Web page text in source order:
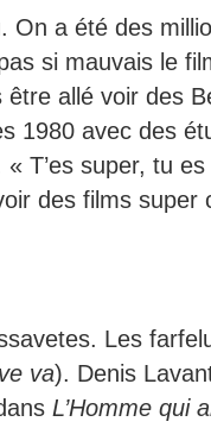
On a été des
si mauvais le
être allé voir des
1980 avec des
T’es super, tu
des films
Les
va). Denis
L’Homme qui